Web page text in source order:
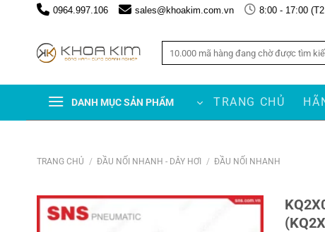
0964.997.106 sales@khoakim.com.vn 8:00 - 17:00
DANH MỤC SẢN PHẨM TRANG CHỦ
TRANG CHỦ / ĐẦU NỐI NHANH - DÂY HƠI / ĐẦU NỐI NHANH